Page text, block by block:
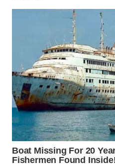
WAHANA
WAHANA
TANI
WAHANA
ADVOKAT
WAHANA
INFRASTRUKTUR
WAHANA